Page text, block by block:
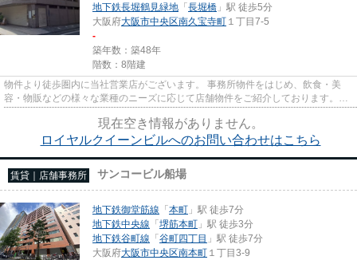
地下鉄長堀鶴見緑地 「長堀橋 」駅 徒歩5分
大阪府大阪市中央区南久宝寺町 １丁目7-5
-
築年数：築48年
階数：8階建
物件より徒歩圏内に当社営業店がございます。 事務所物件をはじめ、飲食・美
容・物販などの様々な業種のニーズに応じて店舗物件をご紹介しております。
尚、弊社ではおとり広告は一切...
現在空き情報がありません。
ロイヤルクイーンビルへのお問い合わせはこちら
賃貸｜店舗事務所 サンコービル船場
地下鉄御堂筋線 「本町 」駅 徒歩7分
地下鉄中央線 「堺筋本町 」駅 徒歩3分
地下鉄谷町線 「谷町四丁目 」駅 徒歩7分
大阪府大阪市中央区南本町 １丁目3-9